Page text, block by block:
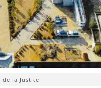
la Justice